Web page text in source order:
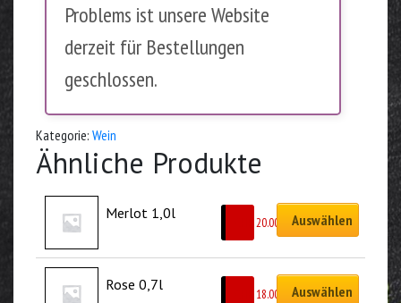
Problems ist unsere Website
derzeit für Bestellungen
geschlossen.
Kategorie: Wein
Ähnliche Produkte
Merlot 1,0l
20.00 Auswählen
Rose 0,7l
18.00 Auswählen